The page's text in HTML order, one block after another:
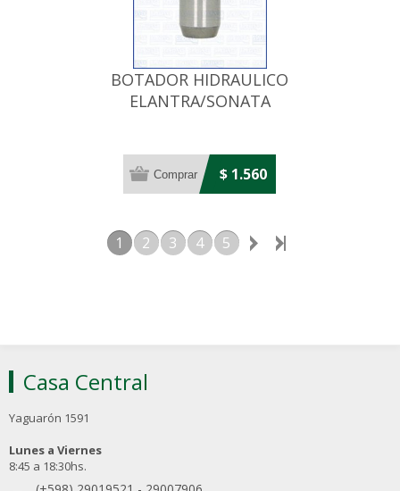
BOTADOR HIDRAULICO
ELANTRA/SONATA
$ 1.560
1 2 3 4 5
Casa Central
Yaguarón 1591
Lunes a Viernes
8:45 a 18:30hs.